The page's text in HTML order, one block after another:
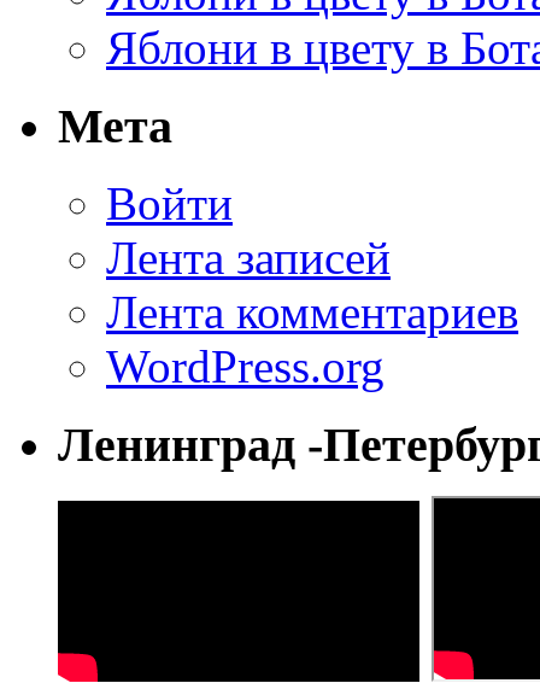
Яблони в цвету в
Мета
Войти
Лента записей
Лента комментариев
WordPress.org
Ленинград -